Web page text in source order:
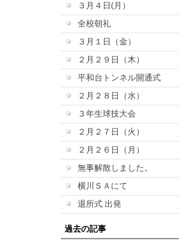
３月４日(月）
全校朝礼
３月１日（金）
２月２９日（木）
平和台トンネル開通式
２月２８日（水）
３年生球技大会
２月２７日（火）
２月２６日（月）
無事解散しました。
横川ＳＡにて
退所式 出発
過去の記事